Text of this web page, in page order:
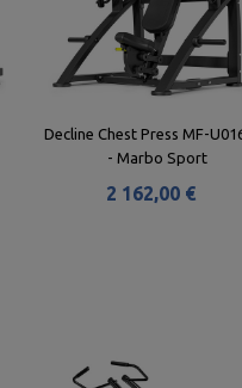
Decline Chest Press MF-
- Marbo Sport
2 162,00 €